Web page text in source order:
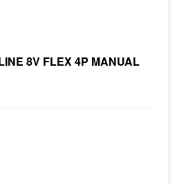
8V FLEX 4P MANUAL